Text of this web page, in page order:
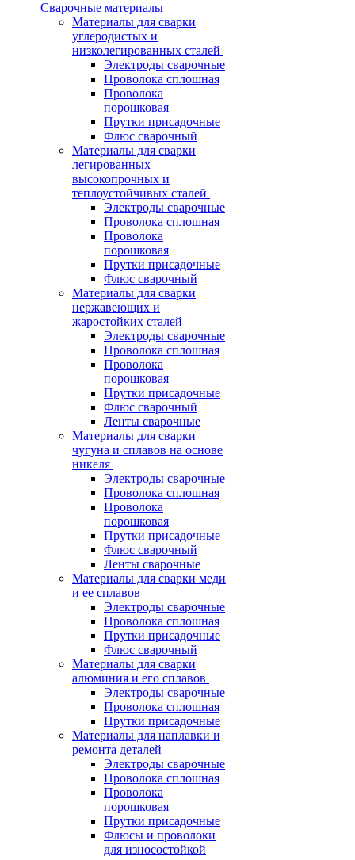
Сварочные материалы
Материалы для сварки
углеродистых и
низколегированных сталей
Электроды сварочные
Проволока сплошная
Проволока
порошковая
Прутки присадочные
Флюс сварочный
Материалы для сварки
легированных
высокопрочных и
теплоустойчивых сталей
Электроды сварочные
Проволока сплошная
Проволока
порошковая
Прутки присадочные
Флюс сварочный
Материалы для сварки
нержавеющих и
жаростойких сталей
Электроды сварочные
Проволока сплошная
Проволока
порошковая
Прутки присадочные
Флюс сварочный
Ленты сварочные
Материалы для сварки
чугуна и сплавов на основе
никеля
Электроды сварочные
Проволока сплошная
Проволока
порошковая
Прутки присадочные
Флюс сварочный
Ленты сварочные
Материалы для сварки меди
и ее сплавов
Электроды сварочные
Проволока сплошная
Прутки присадочные
Флюс сварочный
Материалы для сварки
алюминия и его сплавов
Электроды сварочные
Проволока сплошная
Прутки присадочные
Материалы для наплавки и
ремонта деталей
Электроды сварочные
Проволока сплошная
Проволока
порошковая
Прутки присадочные
Флюсы и проволоки
для износостойкой